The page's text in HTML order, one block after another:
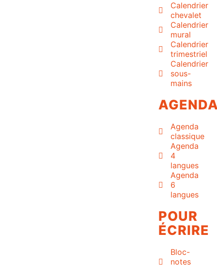
Calendrier
chevalet
Calendrier
mural
Calendrier
trimestriel
Calendrier
sous-
mains
Agenda
classique
Agenda
4
langues
Agenda
6
langues
POUR
ÉCRIRE
Bloc-
notes